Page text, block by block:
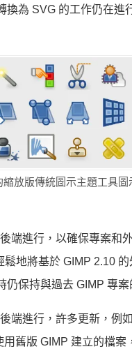
換為 SVG 的工作仍在
放版傳統圖示主題工具圖
端進行，以確保專案和
地將基於 GIMP 2.10
保持與過去 GIMP 專案
端進行，許多更新，
舊版 GIMP 建立的檔